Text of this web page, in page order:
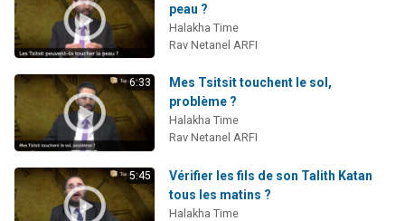
peau ?
Halakha Time
Rav Netanel ARFI
6:33
Mes Tsitsit touchent le sol,
problème ?
Halakha Time
Rav Netanel ARFI
5:45
Vérifier les fils de son Talith Katan
tous les matins ?
Halakha Time